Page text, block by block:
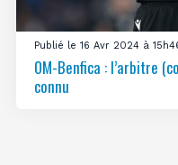
Publié le 16 Avr 2024 à
OM-Benfica : l’arbitre
connu